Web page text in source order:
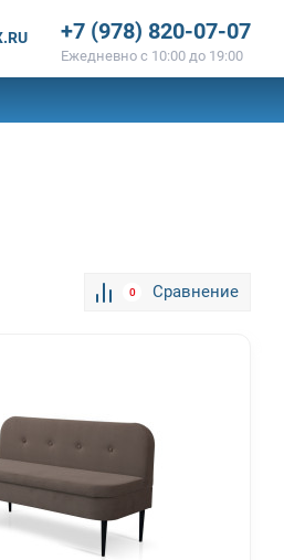
+7 (978) 820-07-07
Ежедневно с 10:00 до 19:00
0 Сравнение